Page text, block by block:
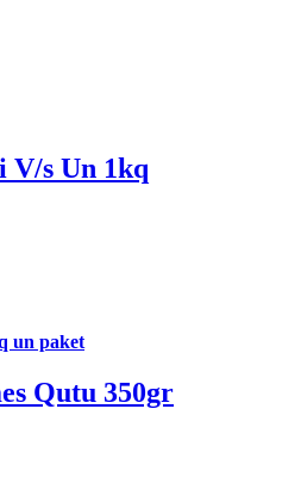
V/s Un 1kq
un paket
Qutu 350gr